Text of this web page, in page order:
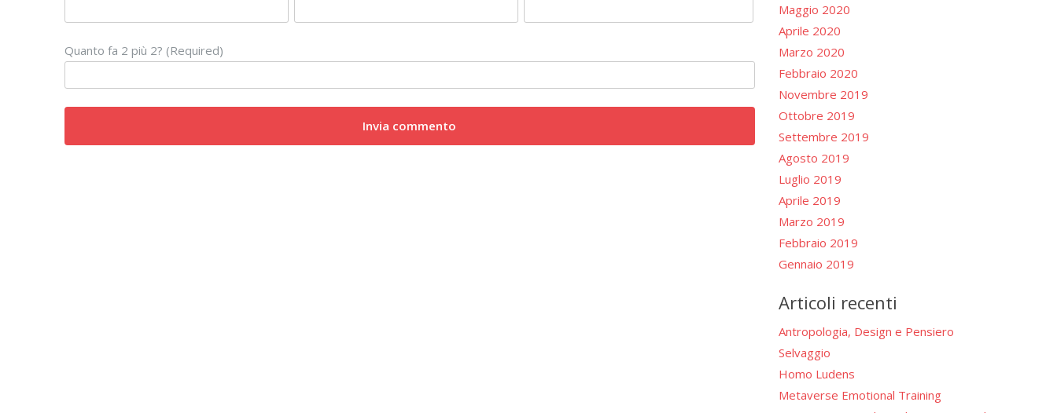
Quanto fa 2 più 2? (Required)
Maggio 2020
Aprile 2020
Marzo 2020
Febbraio 2020
Novembre 2019
Ottobre 2019
Settembre 2019
Agosto 2019
Luglio 2019
Aprile 2019
Marzo 2019
Febbraio 2019
Gennaio 2019
Articoli recenti
Antropologia, Design e Pensiero
Selvaggio
Homo Ludens
Metaverse Emotional Training